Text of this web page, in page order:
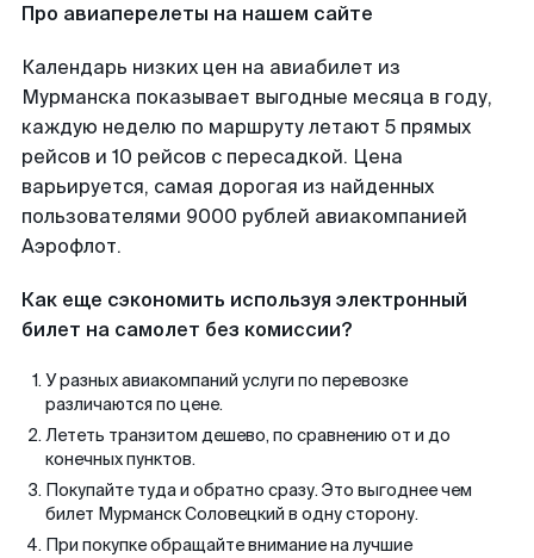
Про авиаперелеты на нашем сайте
Календарь низких цен на авиабилет из
Мурманска показывает выгодные месяца в году,
каждую неделю по маршруту летают 5 прямых
рейсов и 10 рейсов с пересадкой. Цена
варьируется, самая дорогая из найденных
пользователями 9000 рублей авиакомпанией
Аэрофлот.
Как еще сэкономить используя электронный
билет на самолет без комиссии?
У разных авиакомпаний услуги по перевозке
различаются по цене.
Лететь транзитом дешево, по сравнению от и до
конечных пунктов.
Покупайте туда и обратно сразу. Это выгоднее чем
билет Мурманск Соловецкий в одну сторону.
При покупке обращайте внимание на лучшие